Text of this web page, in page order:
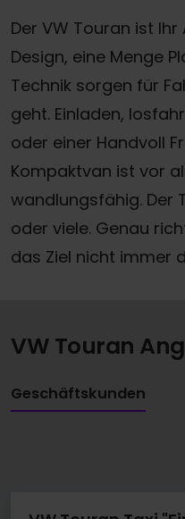
Der VW Touran ist
Design, eine Menge
Technik sorgen für
geht. Einladen,
oder einer Handvoll
Kompaktvan ist vor
wandlungsfähig. Der
oder viele. Genau
das Ziel nicht immer
VW Touran
Geschäftskunden